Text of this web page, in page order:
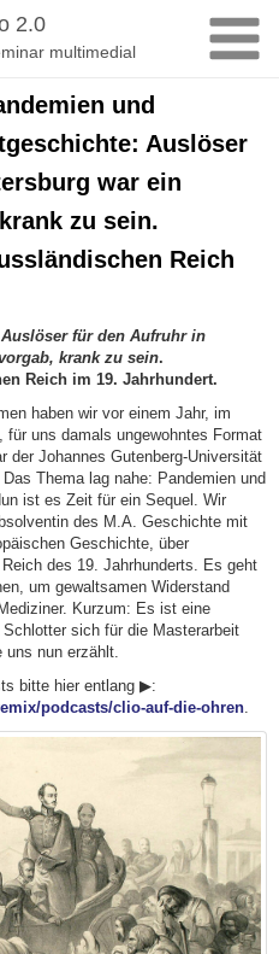
2.0
multimedial
und
Auslöser
war ein
zu sein.
Reich
Auslöser für den Aufruhr in
krank zu sein.
Reich im 19. Jahrhundert.
haben wir vor einem Jahr, im
uns damals ungewohntes Format
der Johannes Gutenberg-Universität
Thema lag nahe: Pandemien und
ist es Zeit für ein Sequel. Wir
des M.A. Geschichte mit
Geschichte, über
des 19. Jahrhunderts. Es geht
um gewaltsamen Widerstand
Kurzum: Es ist eine
sich für die Masterarbeit
nun erzählt.
bitte hier entlang ▶:
podcasts/clio-auf-die-ohren